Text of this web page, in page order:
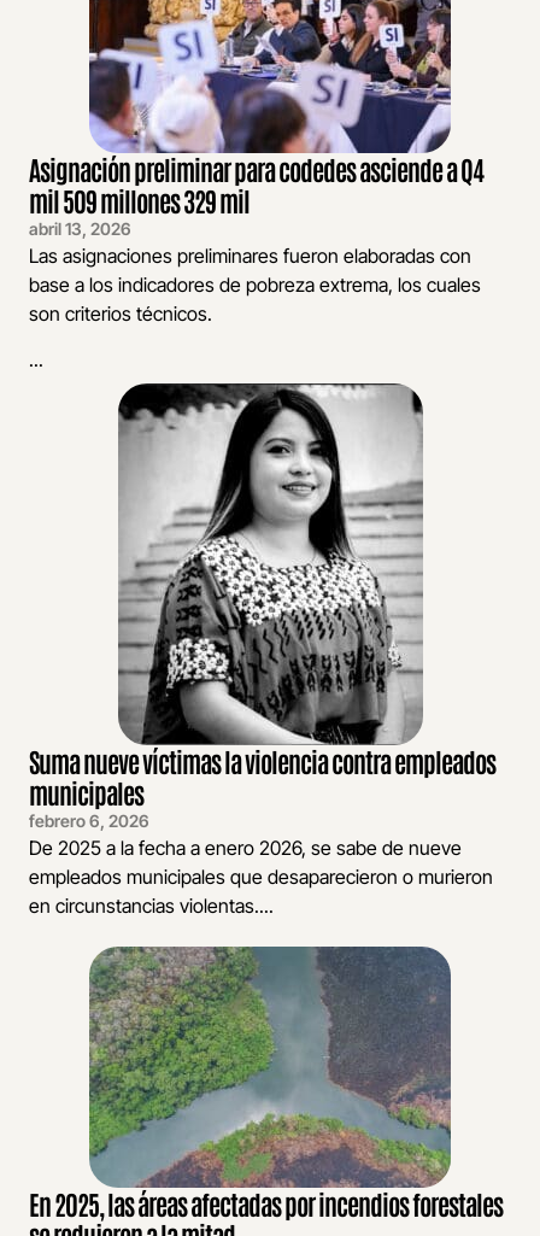
Asignación preliminar para codedes asciende a Q4
mil 509 millones 329 mil
abril 13, 2026
Las asignaciones preliminares fueron elaboradas con
base a los indicadores de pobreza extrema, los cuales
son criterios técnicos.
...
Suma nueve víctimas la violencia contra empleados
municipales
febrero 6, 2026
De 2025 a la fecha a enero 2026, se sabe de nueve
empleados municipales que desaparecieron o murieron
en circunstancias violentas....
En 2025, las áreas afectadas por incendios forestales